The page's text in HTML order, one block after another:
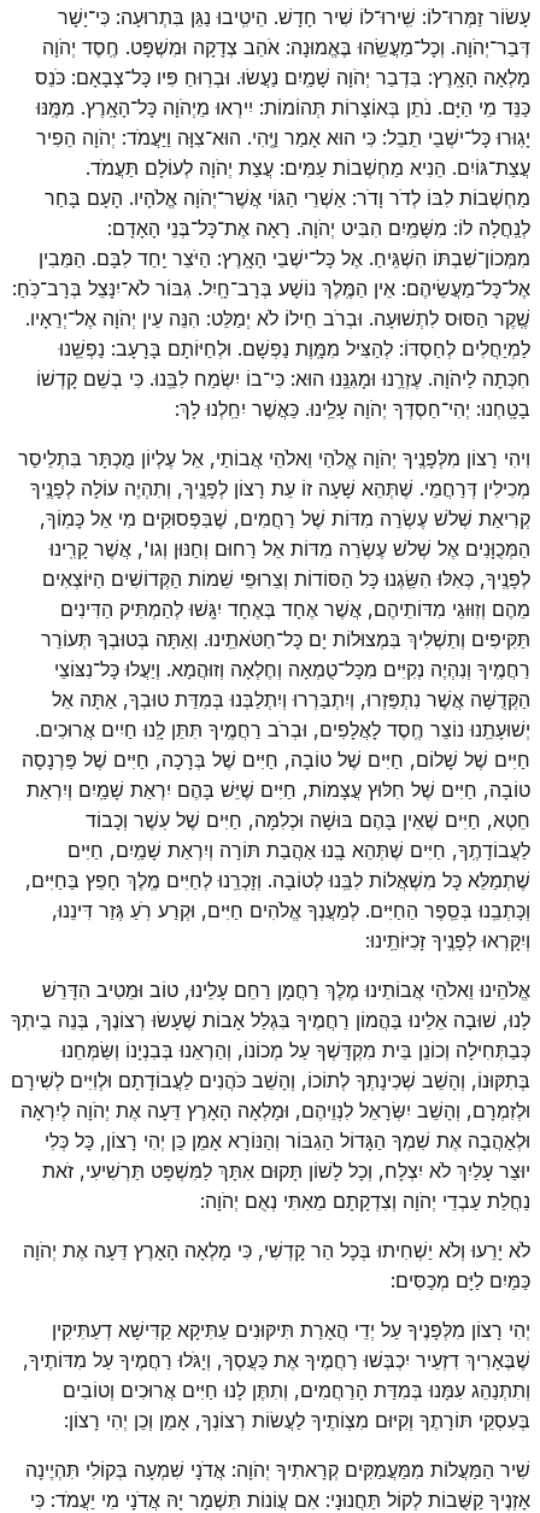
עָשׂוֹר זַמְּרוּ־לוֹ: שִֽׁירוּ־לוֹ שִׁיר חָדָשׁ. הֵיטִֽיבוּ נַגֵּן בִּתְרוּעָה: כִּי־יָשָׁר
דְּבַר־יְהֹוָה. וְכָל־מַעֲשֵֽׂהוּ בֶּאֱמוּנָה: אֹהֵב צְדָקָה וּמִשְׁפָּט. חֶֽסֶד יְהֹוָה
מָלְאָה הָאָֽרֶץ: בִּדְבַר יְהֹוָה שָׁמַֽיִם נַעֲשׂוּ. וּבְרֽוּחַ פִּיו כָּל־צְבָאָם: כֹּנֵס
כַּנֵּד מֵי הַיָּם. נֹתֵן בְּאוֹצָרוֹת תְּהוֹמוֹת: יִירְאוּ מֵיְהֹוָה כָּל־הָאָֽרֶץ. מִמֶּֽנּוּ
יָגֽוּרוּ כָּל־ישְׁבֵי תֵבֵל: כִּי הוּא אָמַר וַיֶּֽהִי. הוּא־צִוָּה וַיַּעֲמֹד: יְהֹוָה הֵפִיר
עֲצַת־גּוֹיִם. הֵנִיא מַחְשְׁבוֹת עַמִּים: עֲצַת יְהֹוָה לְעוֹלָם תַּעֲמֹד.
מַחְשְׁבוֹת לִבּוֹ לְדֹר וָדֹר: אַשְׁרֵי הַגּוֹי אֲשֶׁר־יְהֹוָה אֱלֹהָיו. הָעָם בָּחַר
לְנַֽחֲלָה לוֹ: מִשָּׁמַֽיִם הִבִּיט יְהֹוָה. רָאָה אֶת־כָּל־בְּנֵי הָאָדָם:
מִמְּכוֹן־שִׁבְתּוֹ הִשְׁגִּֽיחַ. אֶל כָּל־ישְׁבֵי הָאָֽרֶץ: הַיֹּצֵר יַֽחַד לִבָּם. הַמֵּבִין
אֶל־כָּל־מַעֲשֵׂיהֶם: אֵין הַמֶּֽלֶךְ נוֹשָׁע בְּרָב־חָֽיִל. גִבּוֹר לֹא־יִנָּצֵל בְּרָב־כֹּֽחַ:
שֶֽׁקֶר הַסּוּס לִתְשׁוּעָה. וּבְרֹב חֵילוֹ לֹא יְמַלֵּט: הִנֵּה עֵין יְהֹוָה אֶל־יְרֵאָיו.
לַמְיַחֲלִים לְחַסְדּוֹ: לְהַצִּיל מִמָּֽוֶת נַפְשָׁם. וּלְחַיּוֹתָם בָּרָעָב: נַפְשֵֽׁנוּ
חִכְּתָה לַיהֹוָה. עֶזְרֵֽנוּ וּמָגִנֵּֽנוּ הוּא: כִּי־בוֹ יִשְׂמַח לִבֵּֽנוּ. כִּי בְשֵׁם קָדְשׁוֹ
בָטָֽחְנוּ: יְהִי־חַסְדְּךָ יְהֹוָה עָלֵֽינוּ. כַּאֲשֶׁר יִחַֽלְנוּ לָךְ:
וִיהִי רָצוֹן מִלְּפָנֶֽיךָ יְהֹוָה אֱלֹהַי וֵאלֹהֵי אֲבוֹתַי, אֵל עֶלְיוֹן מֻכְתָּר בִּתְלֵיסַר
מְכִילִין דְּרַחֲמֵי. שֶׁתְּהֵא שָׁעָה זוֹ עֵת רָצוֹן לְפָנֶֽיךָ, וְתִהְיֶה עוֹלָה לְפָנֶֽיךָ
קְרִיאַת שְׁלשׁ עֶשְׂרֵה מִדּוֹת שֶׁל רַחֲמִים, שֶׁבִּפְסוּקִים מִי אֵל כָּמֽוֹךָ,
הַמְּכֻוָּנִים אֶל שְׁלשׁ עֶשְׂרֵה מִדּוֹת אֵל רַחוּם וְחַנּוּן וְגו', אֲשֶׁר קָרִֽינוּ
לְפָנֶֽיךָ, כְּאִלּוּ הִשַּֽׂגְנוּ כָּל הַסּוֹדוֹת וְצֵרוּפֵי שֵׁמוֹת הַקְּדוֹשִׁים הַיּוֹצְאִים
מֵהֶם וְזִוּוּגֵי מִדּוֹתֵיהֶם, אֲשֶׁר אֶחָד בְּאֶחָד יִגָּֽשׁוּ לְהַמְתִּיק הַדִּינִים
תַּקִּיפִים וְתַשְׁלִיךְ בִּמְצוּלוֹת יָם כָּל־חַטֹּאתֵֽינוּ. וְאַתָּה בְּטוּבְךָ תְּעוֹרֵר
רַחֲמֶֽיךָ וְנִהְיֶה נְקִיִּים מִכָּל־טֻמְאָה וְחֶלְאָה וְזוּהֲמָא. וְיַעֲלוּ כָּל־נִצּוֹצֵי
הַקְּדֻשָּׁה אֲשֶׁר נִתְפַּזְרוּ, וְיִתְבַּרְרוּ וְיִתְלַבְּנוּ בְּמִדַּת טוּבְךָ, אַתָּה אֵל
יְשׁוּעָתֵֽנוּ נוֹצֵר חֶֽסֶד לָאֲלָפִים, וּבְרֹב רַחֲמֶֽיךָ תִּתֵּן לָֽנוּ חַיִים אֲרוּכִים.
חַיִּים שֶׁל שָׁלוֹם, חַיִּים שֶׁל טוֹבָה, חַיִּים שֶׁל בְּרָכָה, חַיִּים שֶׁל פַּרְנָסָה
טוֹבָה, חַיִּים שֶׁל חִלּוּץ עֲצָמוֹת, חַיִּים שֶׁיֵּשׁ בָּהֶם יִרְאַת שָׁמַֽיִם וְיִרְאַת
חֵטְא, חַיִּים שֶׁאֵין בָּהֶם בּוּשָׁה וּכְלִמָּה, חַיִּים שֶׁל עֽשֶׁר וְכָבוֹד
לַעֲבוֹדָתֶֽךָ, חַיִּים שֶׁתְּהֵא בָֽנוּ אַהֲבַת תּוֹרָה וְיִרְאַת שָׁמַֽיִם, חַיִּים
שֶׁתְמַלֵּא כָּל מִשְׁאֲלוֹת לִבֵּֽנוּ לְטוֹבָה. וְזָכְרֵֽנוּ לְחַיִּים מֶֽלֶךְ חָפֵץ בַּחַיִּים,
וְכָּתְבֵֽנוּ בְּסֵֽפֶר הַחַיִּים. לְמַעֲנְךָ אֱלֹהִים חַיִּים, וּקְרַע רֹֽעַ גְּזַר דִּינֵנוּ,
וְיִקָּרְאוּ לְפָנֶֽיךָ זָכִיּוֹתֵֽינוּ:
אֱלֹהֵינוּ וֵאלֹהֵי אֲבוֹתֵינוּ מֶלֶךְ רַחֲמָן רַחֵם עָלֵינוּ, טוֹב וּמֵטִיב הִדָּרֵשׁ
לָנוּ, שׁוּבָה אֵלֵינוּ בַּהֲמוֹן רַחֲמֶיךָ בִּגְלַל אָבוֹת שֶׁעָשׂוּ רְצוֹנֶךָ, בְּנֵה בֵיתְךָ
כְּבַתְּחִילָה וְכוֹנֵן בֵּית מִקְדָּשְׁךָ עַל מְכוֹנוֹ, וְהַרְאֵנוּ בְּבִנְיָנוֹ וְשַּׂמְּחֵנוּ
בְּתִקּוּנוֹ, וְהָשֵׁב שְׁכִינָתְךָ לְתוֹכוֹ, וְהָשֵׁב כֹּהֲנִים לַעֲבוֹדָתָם וּלְוִיִּים לְשִׁירָם
וּלְזִמְרָם, וְהָשֵׁב יִשְּׂרָאֵל לִנְוֵיהֶם, וּמָלְאָה הָאָרֶץ דֵּעָה אֶת יְהֹוָה לְיִרְאָה
וּלְאַהֲבָה אֶת שִׁמְךָ הַגָּדוֹל הַגִבּוֹר וְהַנּוֹרָא אָמֵן כֵּן יְהִי רָצוֹן, כָּל כְּלִי
יוּצַר עָלַיִךְ לֹא יִצְלָח, וְכָל לָשׁוֹן תָּקוּם אִתָּךְ לַמִּשְׁפָּט תַּרְשִׁיעִי, זֹאת
נַחֲלַת עַבְדֵי יְהֹוָה וְצִדְקָתָם מֵאִתִּי נְאֻם יְהֹוָה:
לֹא יָרֵעוּ וְלֹא יַשְׁחִיתוּ בְּכָל הַר קָדְשִׁי, כִּי מָלְאָה הָאָרֶץ דֵּעָה אֶת יְהֹוָה
כַּמַּיִם לַיָּם מְכַסִּים:
יְהִי רָצוֹן מִלְּפָנֶיךָ עַל יְדֵי הֲאָרַת תִּיקּוּנִים עַתִּיקָא קַדִּישָׁא דְעַתִּיקִין
שֶׁבֶּאָרִיךְ דִזְעֵיר יִכְבְּשׁוּ רַחֲמֶיךָ אֶת כַּעֲסְךָ, וְיָגֹּלוּ רַחֲמֶיךָ עַל מִדּוֹתֶיךָ,
וְתִתְנַהֵג עִמָּנוּ בְּמִדַּת הָרַחֲמִים, וְתִתֶּן לָנוּ חַיִּים אֲרוּכִים וְטוֹבִים
בְּעִסְקֵי תּוֹרָתֶךָ וְקִיּוּם מִצְו‍ֹתֶיךָ לַעֲשׂוֹת רְצוֹנְךָ, אָמֵן וְכֵן יְהִי רָצוֹן:
שִׁיר הַמַּעֲלוֹת מִמַּעֲמַקִּים קְרָאתִיךָ יְהֹוָה: אֲדֹנָי שִׁמְעָה בְּקוֹלִי תִּהְיֶינָה
אָזְנֶיךָ קַשֻּׁבוֹת לְקוֹל תַּחֲנוּנָי: אִם עֲו‍ֹנוֹת תִּשְׁמָר יָהּ אֲדֹנָי מִי יַעֲמֹד: כִּי